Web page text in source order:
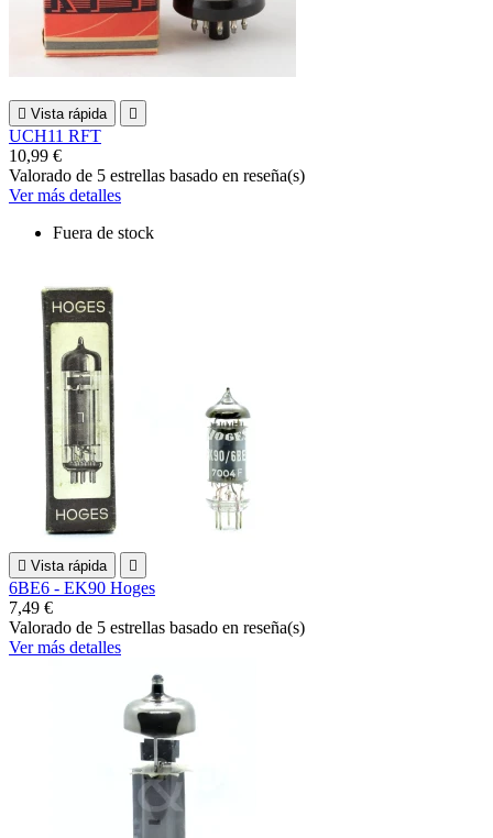
 Vista rápida 
UCH11 RFT
10,99 €
Valorado de 5 estrellas basado en reseña(s)
Ver más detalles
Fuera de stock
 Vista rápida 
6BE6 - EK90 Hoges
7,49 €
Valorado de 5 estrellas basado en reseña(s)
Ver más detalles